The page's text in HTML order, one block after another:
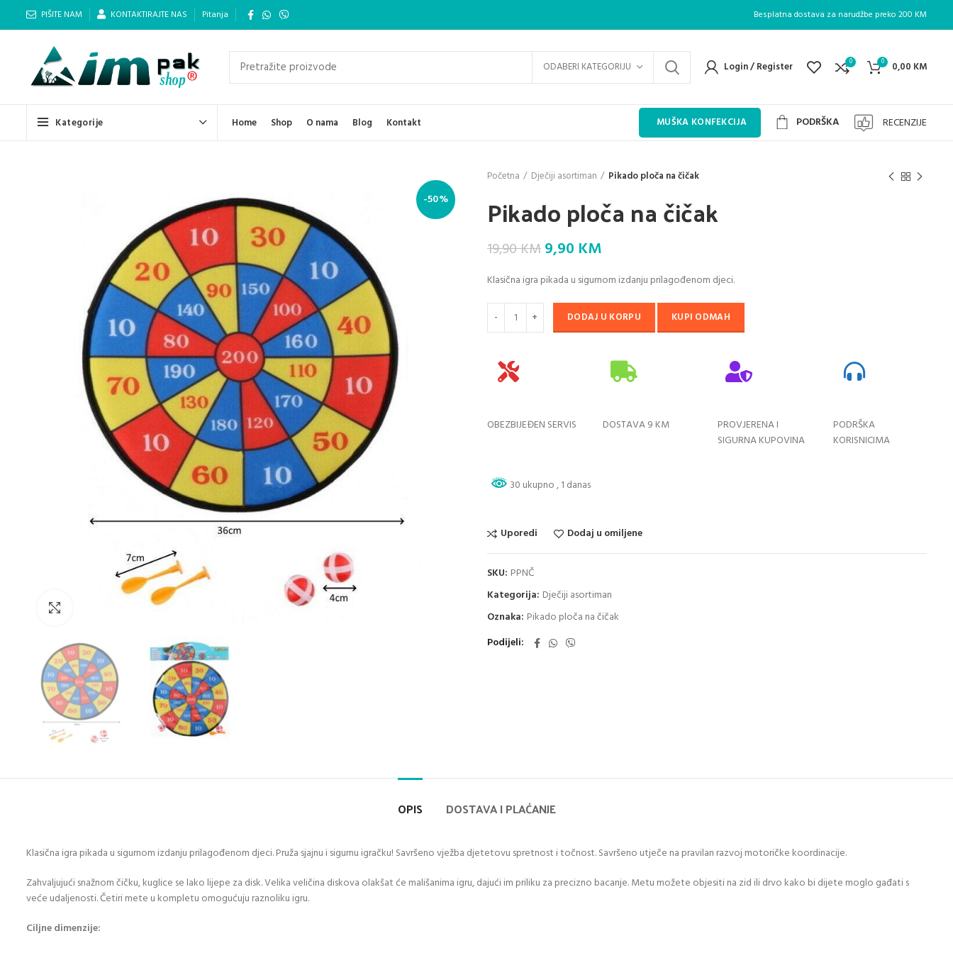
PIŠITE NAM KONTAKTIRAJTE NAS Pitanja Besplatna dostava za narudžbe preko 200 KM
ODABERI KATEGORIJU Login / Register 0 0 0,00 KM
Kategorije Home Shop O nama Blog Kontakt MUŠKA KONFEKCIJA PODRŠKA RECENZIJE
-50%
Početna Dječiji asortiman Pikado ploča na čičak
Pikado ploča na čičak
19,90KMOriginal
was:
19,90 KM.
9,90 KMCurrent
is:
9,90 KM.
Klasična igra pikada u sigurnom izdanju prilagođenom djeci.
DODAJ U KORPU KUPI ODMAH
OBEZBIJEĐEN SERVIS DOSTAVA 9 KM
PROVJERENA I
SIGURNA KUPOVINA
PODRŠKA
KORISNICIMA
30 ukupno, 1 danas
Uporedi Dodaj u omiljene
SKU: PPNČ
Kategorija: Dječiji asortiman
Oznaka: Pikado ploča na čičak
Podijeli
OPIS DOSTAVA I PLAĆANJE
Klasična igra pikada u sigurnom izdanju prilagođenom djeci. Pruža sjajnu i sigurnu igračku! Savršeno vježba djetetovu spretnost i točnost. Savršeno utječe na pravilan razvoj motoričke koordinacije.
Zahvaljujući snažnom čičku, kuglice se lako lijepe za disk. Velika veličina diskova olakšat će mališanima igru, dajući im priliku za precizno bacanje. Metu možete objesiti na zid ili drvo kako bi dijete moglo gađati s
veće udaljenosti. Četiri mete u kompletu omogućuju raznoliku igru.
Ciljne dimenzije: